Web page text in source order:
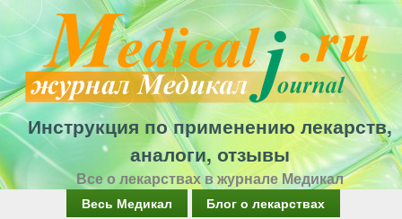
Перейти
к
основному
содержанию
Инструкция по применению лекарств,
аналоги, отзывы
Все о лекарствах в журнале Медикал
Весь Медикал
Блог о лекарствах